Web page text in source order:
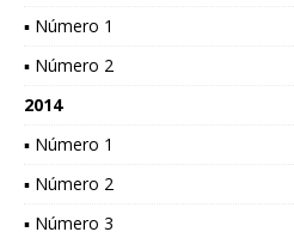
▪ Número 1
▪ Número 2
2014
▪ Número 1
▪ Número 2
▪ Número 3